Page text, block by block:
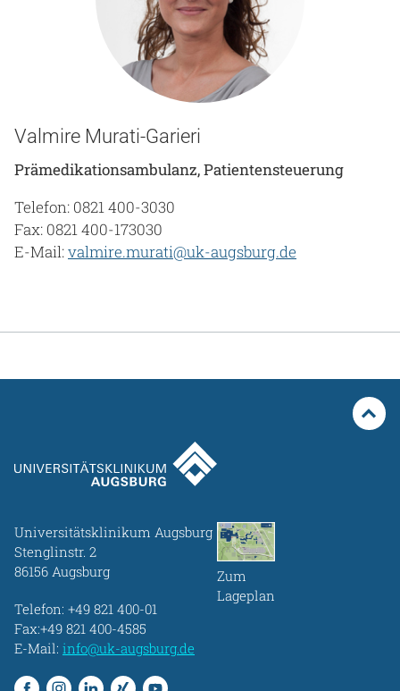
Valmire Murati-Garieri
Prämedikationsambulanz, Patientensteuerung
Telefon: 0821 400-3030
Fax: 0821 400-173030
E-Mail:valmire.murati@uk-augsburg.de
Universitätsklinikum Augsburg
Stenglinstr. 2
86156 Augsburg
Telefon: +49 821 400-01
Fax:+49 821 400-4585
E-Mail: info@uk-augsburg.de
Zum
Lageplan